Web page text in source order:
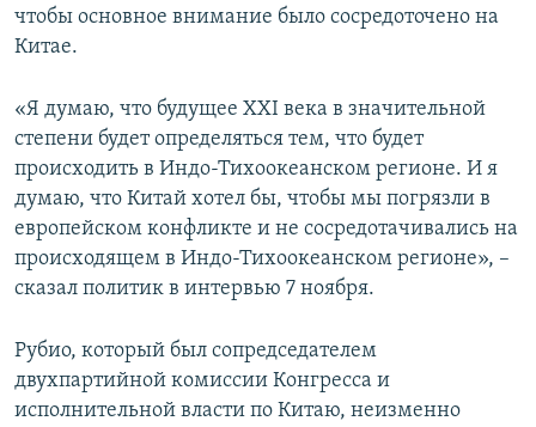
чтобы основное внимание было сосредоточено на
Китае.
«Я думаю, что будущее XXI века в значительной
степени будет определяться тем, что будет
происходить в Индо-Тихоокеанском регионе. И я
думаю, что Китай хотел бы, чтобы мы погрязли в
европейском конфликте и не сосредотачивались на
происходящем в Индо-Тихоокеанском регионе», –
сказал политик в интервью 7 ноября.
Рубио, который был сопредседателем
двухпартийной комиссии Конгресса и
исполнительной власти по Китаю, неизменно